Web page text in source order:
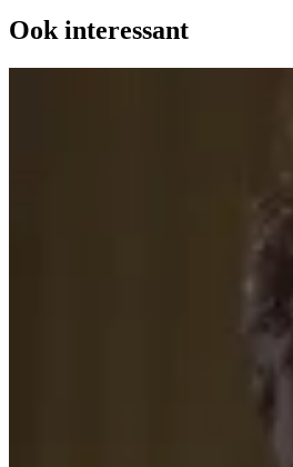
Ook interessant